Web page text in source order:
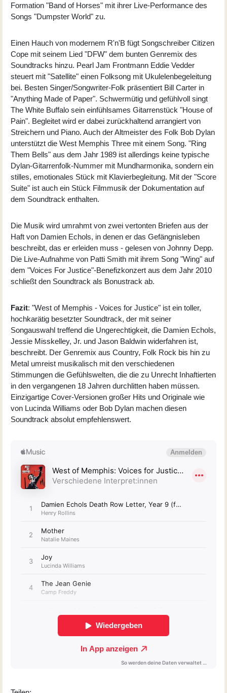
Formation "Band of Horses" mit ihrer Live-Performance des
Songs "Dumpster World" zu.
Einen Hauch von modernem R'n'B fügt Songschreiber Citizen
Cope mit seinem Lied "DFW" dem bunten Genremix des
Soundtracks hinzu. Pearl Jam Frontmann Eddie Vedder
steuert mit "Satellite" einen Folksong mit Ukulelenbegeleitung
bei. Besten Singer/Songwriter-Folk präsentiert Bill Carter in
"Anything Made of Paper". Schwermütig und gefühlvoll singt
The White Buffalo sein einfühlsames Gitarrenstück "House of
Pain". Begleitet wird er dabei zurückhaltend arrangiert von
Streichern und Piano. Auch der Altmeister des Folk Bob Dylan
unterstützt die West Memphis Three mit einem Song. "Ring
Them Bells" aus dem Jahr 1989 ist allerdings keine typische
Dylan-Gitarrenfolk-Nummer mit Mundharmonika, sondern ein
stilles, emotionales Stück mit Klavierbegleitung. Mit der "Score
Suite" ist auch ein Stück Filmmusik der Dokumentation auf
dem Soundtrack enthalten.
Die Musik wird umrahmt von zwei vertonten Briefen aus der
Haft von Damien Echols, in denen er das Gefängnisleben
beschreibt, das er erleiden muss - gelesen von Johnny Depp.
Die Live-Aufnahme von Patti Smith mit ihrem Song "Wing" auf
dem "Voices For Justice"-Benefizkonzert aus dem Jahr 2010
schließt den Soundtrack als Bonustrack ab.
Fazit: "West of Memphis - Voices for Justice" ist ein toller,
hochkarätig besetzter Soundtrack, der mit seiner
Songauswahl treffend die Ungerechtigkeit, die Damien Echols,
Jessie Misskelley, Jr. und Jason Baldwin widerfahren ist,
beschreibt. Der Genremix aus Country, Folk Rock bis hin zu
Metal umreist musikalisch mit den verschiedenen
Stimmungen die Gefühlswelten, die die zu Unrecht Inhaftierten
in den vergangenen 18 Jahren durchlitten haben müssen.
Einzigartige Cover-Versionen großer Hits und Originale wie
von Lucinda Williams oder Bob Dylan machen diesen
Soundtrack absolut empfehlenswert.